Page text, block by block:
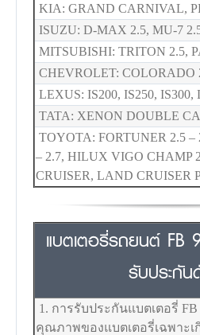
KIA: GRAND CARNIVAL,
ISUZU: D-MAX 2.5, MU-7
MITSUBISHI: TRITON 2.5,
CHEVROLET: COLORADO
LEXUS: IS200, IS250, IS300,
TATA: XENON DOUBLE
TOYOTA: FORTUNER 2.5
– 2.7, HILUX VIGO CHAMP
CRUISER, LAND CRUISER
แบตเตอรี่รถยนต์ FB
รับประกัน
1. การรับประกันแบตเตอรี่
คุณภาพของแบตเตอรี่เฉพาะ